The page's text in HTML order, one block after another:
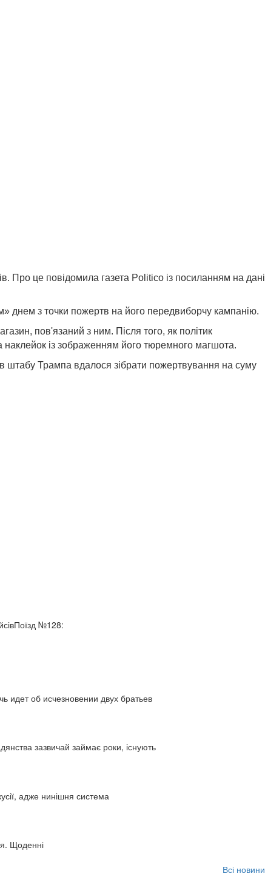
Про це повідомила газета Politico із посиланням на дані
днем з точки пожертв на його передвиборчу кампанію.
пов'язаний з ним. Після того, як політик
із зображенням його тюремного магшота.
штабу Трампа вдалося зібрати пожертвування на суму
№128:
об исчезновении двух братьев
зазвичай займає роки, існують
адже нинішня система
Щоденні
Всі новини